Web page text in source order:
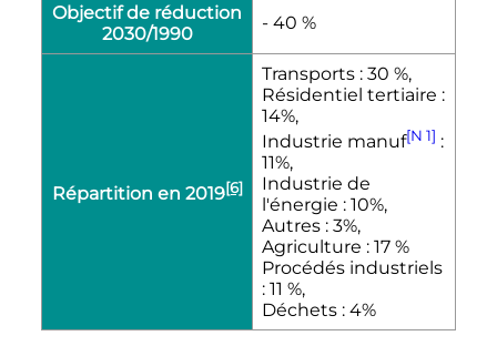
Objectif de réduction
2030/1990
- 40 %
Répartition en 2019[6]
Transports : 30 %,
Résidentiel tertiaire :
14%,
Industrie manuf[N 1] :
11%,
Industrie de
l'énergie : 10%,
Autres : 3%,
Agriculture : 17 %
Procédés industriels
: 11 %,
Déchets : 4%